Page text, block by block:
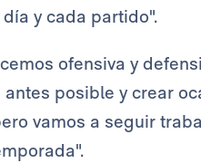
y cada partido".
ofensiva y
posible y crear
vamos a seguir